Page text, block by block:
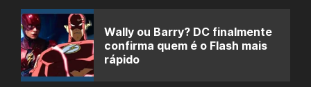
Wally ou Barry? DC finalmente
confirma quem é o Flash mais
rápido